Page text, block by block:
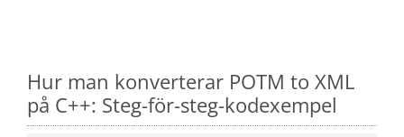
Hur man konverterar POTM to XML
på C++: Steg-för-steg-kodexempel